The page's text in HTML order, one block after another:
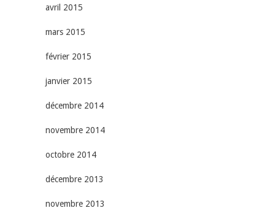
avril 2015
mars 2015
février 2015
janvier 2015
décembre 2014
novembre 2014
octobre 2014
décembre 2013
novembre 2013